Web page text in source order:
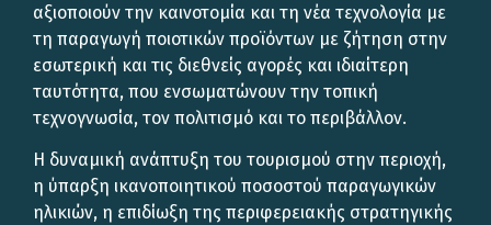
αξιοποιούν την καινοτομία και τη νέα τεχνολογία με
τη παραγωγή ποιοτικών προϊόντων με ζήτηση στην
εσωτερική και τις διεθνείς αγορές και ιδιαίτερη
ταυτότητα, που ενσωματώνουν την τοπική
τεχνογνωσία, τον πολιτισμό και το περιβάλλον.
Η δυναμική ανάπτυξη του τουρισμού στην περιοχή,
η ύπαρξη ικανοποιητικού ποσοστού παραγωγικών
ηλικιών, η επιδίωξη της περιφερειακής στρατηγικής